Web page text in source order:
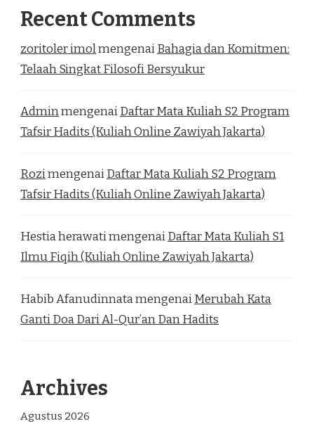
Recent Comments
zoritoler imolmengenaiBahagia dan Komitmen:
Telaah Singkat Filosofi Bersyukur
AdminmengenaiDaftar Mata Kuliah S2 Program
Tafsir Hadits (Kuliah Online Zawiyah Jakarta)
RozimengenaiDaftar Mata Kuliah S2 Program
Tafsir Hadits (Kuliah Online Zawiyah Jakarta)
Hestia herawatimengenaiDaftar Mata Kuliah S1
Ilmu Fiqih (Kuliah Online Zawiyah Jakarta)
Habib AfanudinnatamengenaiMerubah Kata
Ganti Doa Dari Al-Qur’an Dan Hadits
Archives
Agustus 2026